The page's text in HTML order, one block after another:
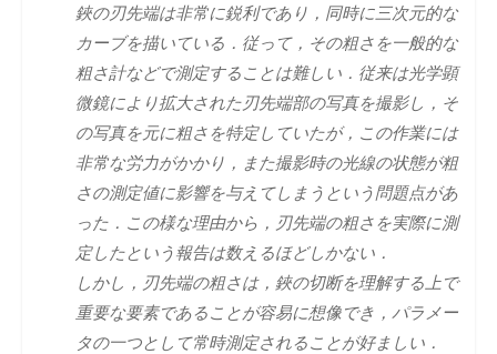
鋏の刃先端は非常に鋭利であり，同時に三次元的な
カーブを描いている．従って，その粗さを一般的な
粗さ計などで測定することは難しい．従来は光学顕
微鏡により拡大された刃先端部の写真を撮影し，そ
の写真を元に粗さを特定していたが，この作業には
非常な労力がかかり，また撮影時の光線の状態が粗
さの測定値に影響を与えてしまうという問題点があ
った．この様な理由から，刃先端の粗さを実際に測
定したという報告は数えるほどしかない．
しかし，刃先端の粗さは，鋏の切断を理解する上で
重要な要素であることが容易に想像でき，パラメー
タの一つとして常時測定されることが好ましい．